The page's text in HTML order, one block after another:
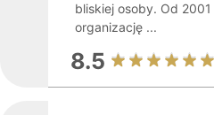
bliskiej osoby. Od
organizację ...
8.5